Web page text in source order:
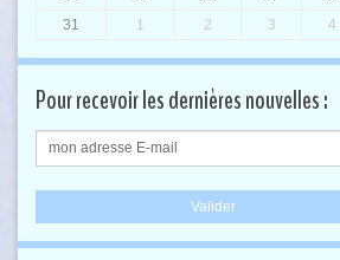
31
1 2 3 4
Pour recevoir les dernières nouvelles :